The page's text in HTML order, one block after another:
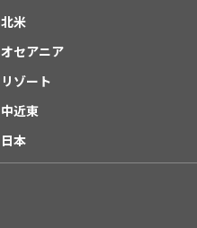
北米
オセアニア
リゾート
中近東
日本